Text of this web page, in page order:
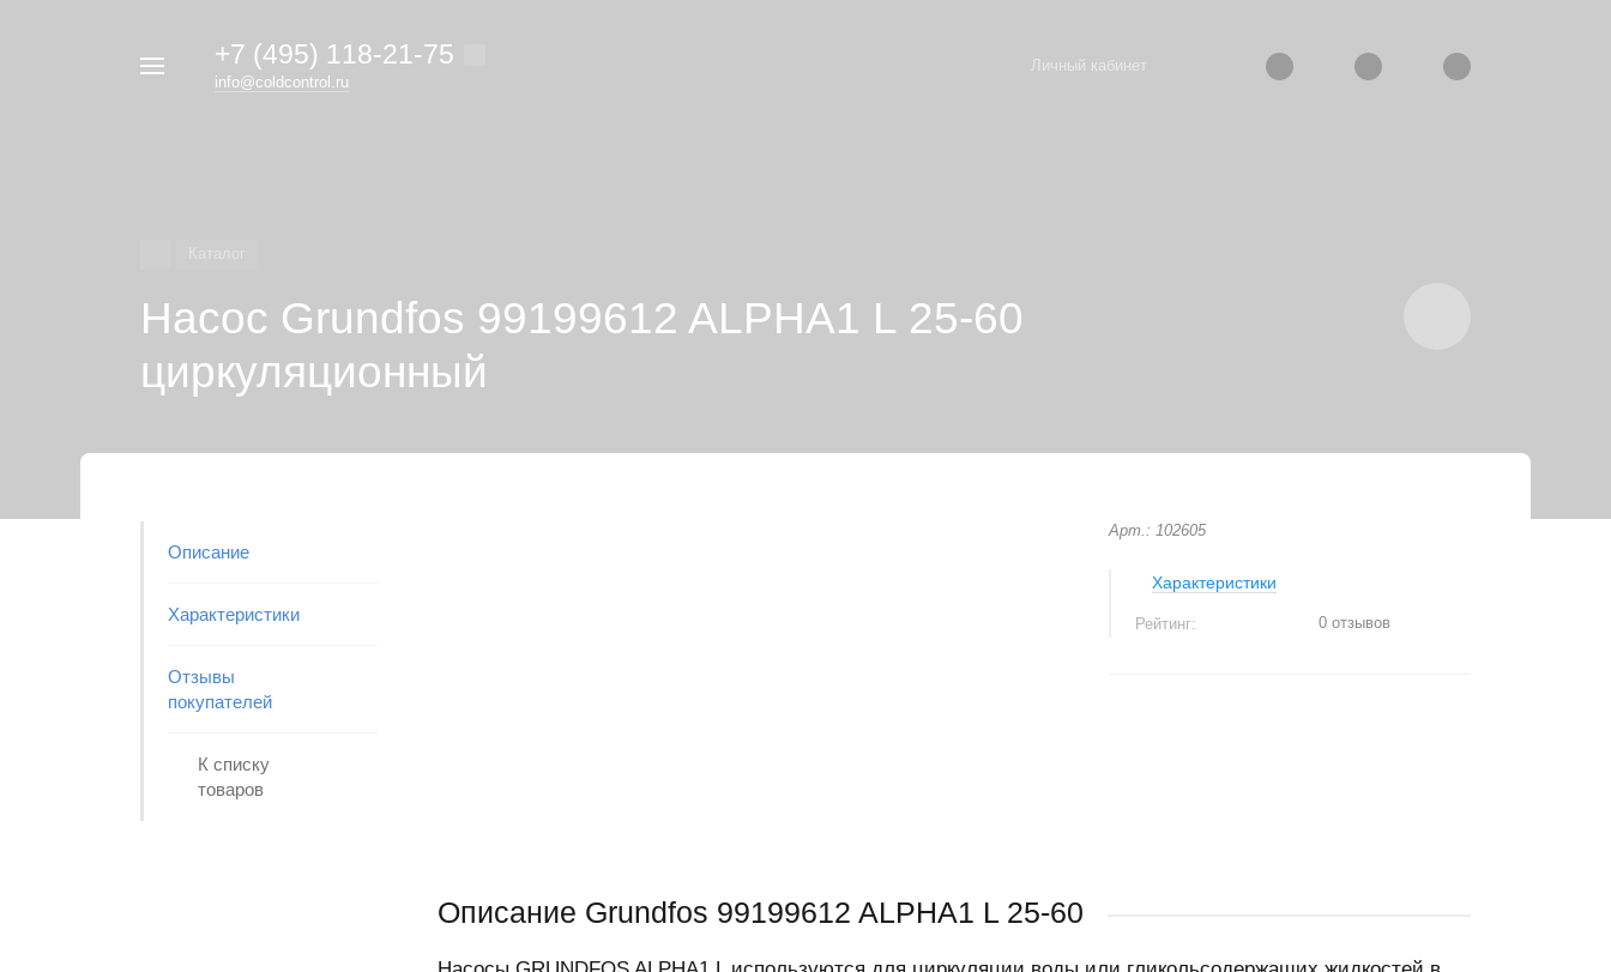
+7 (495) 118-21-75
info@coldcontrol.ru
Личный кабинет
Насос Grundfos 99199612 ALPHA1 L 25-60
циркуляционный
Описание
Характеристики
Отзывы
покупателей
К списку
товаров
Арт.: 102605
Характеристики
Рейтинг: 0 отзывов
Описание Grundfos 99199612 ALPHA1 L 25-60